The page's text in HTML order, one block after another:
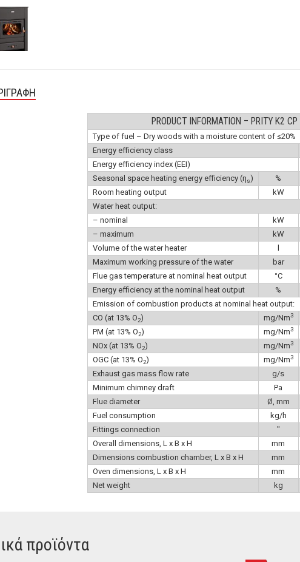
PRODUCT INFORMATION – PRITY K2 CP
Type of fuel – Dry woods with a moisture content of ≤20%
Energy efficiency class
Energy efficiency index (EEI)
Seasonal space heating energy efficiency (ηs) %
Room heating output
kW
Water heat output:
– nominal
kW
– maximum
kW
Volume of the water heater
Maximum working pressure of the water
bar
Flue gas temperature at nominal heat output
°C
Energy efficiency at the nominal heat output
%
Emission of combustion products at nominal heat output:
CO (at 13% O2) mg/Nm3
PM (at 13% O2) mg/Nm3
NOx (at 13% O2) mg/Nm3
OGC (at 13% O2) mg/Nm3
Exhaust gas mass flow rate
g/s
Minimum chimney draft
Pa
Flue diameter
Ø, mm
Fuel consumption
kg/h
Fittings connection
″
Overall dimensions, L x B x H
mm
Dimensions combustion chamber, L x B x H
mm
Oven dimensions, L x B x H
mm
Net weight
kg
προϊόντα